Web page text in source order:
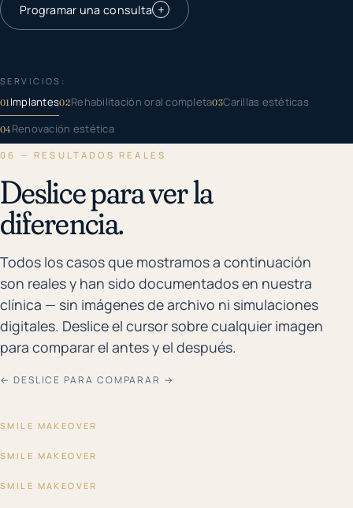
Programar una consulta +
SERVICIOS:
01 Implantes02Rehabilitación oral completa03Carillas estéticas
04 Renovación estética
06 — RESULTADOS REALES
Deslice para ver la
diferencia.
Todos los casos que mostramos a continuación
son reales y han sido documentados en nuestra
clínica — sin imágenes de archivo ni simulaciones
digitales. Deslice el cursor sobre cualquier imagen
para comparar el antes y el después.
← DESLICE PARA COMPARAR →
SMILE MAKEOVER
SMILE MAKEOVER
SMILE MAKEOVER